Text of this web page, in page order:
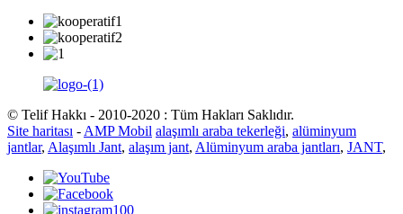
© Telif Hakkı - 2010-2020 : Tüm Hakları Saklıdır.
Site haritası - AMP Mobil alaşımlı araba tekerleği, alüminyum
jantlar, Alaşımlı Jant, alaşım jant, Alüminyum araba jantları, JANT,